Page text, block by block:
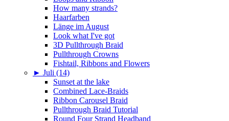
How many strands?
Haarfarben
Länge im August
Look what I've got
3D Pullthrough Braid
Pullthrough Crowns
Fishtail, Ribbons and Flowers
► Juli (14)
Sunset at the lake
Combined Lace-Braids
Ribbon Carousel Braid
Pullthrough Braid Tutorial
Round Four Strand Headband